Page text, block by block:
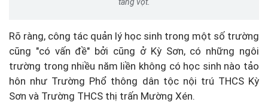
tăng vọt.
Rõ ràng, công tác quản lý học sinh trong một số trường
cũng "có vấn đề" bởi cũng ở Kỳ Sơn, có những ngôi
trường trong nhiều năm liền không có học sinh nào tảo
hôn như Trường Phổ thông dân tộc nội trú THCS Kỳ
Sơn và Trường THCS thị trấn Mường Xén.